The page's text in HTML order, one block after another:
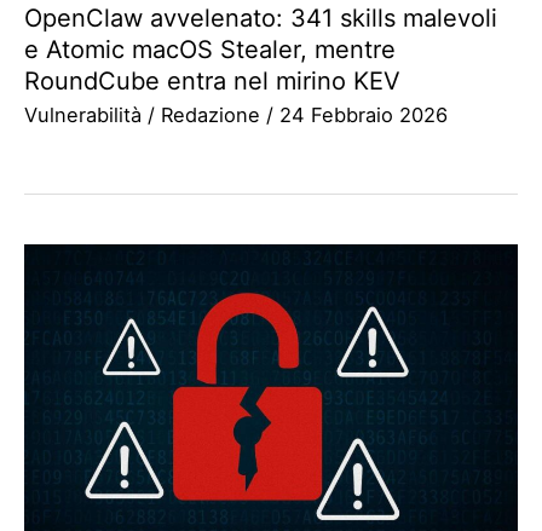
OpenClaw avvelenato: 341 skills malevoli
e Atomic macOS Stealer, mentre
RoundCube entra nel mirino KEV
Vulnerabilità / Redazione / 24 Febbraio 2026